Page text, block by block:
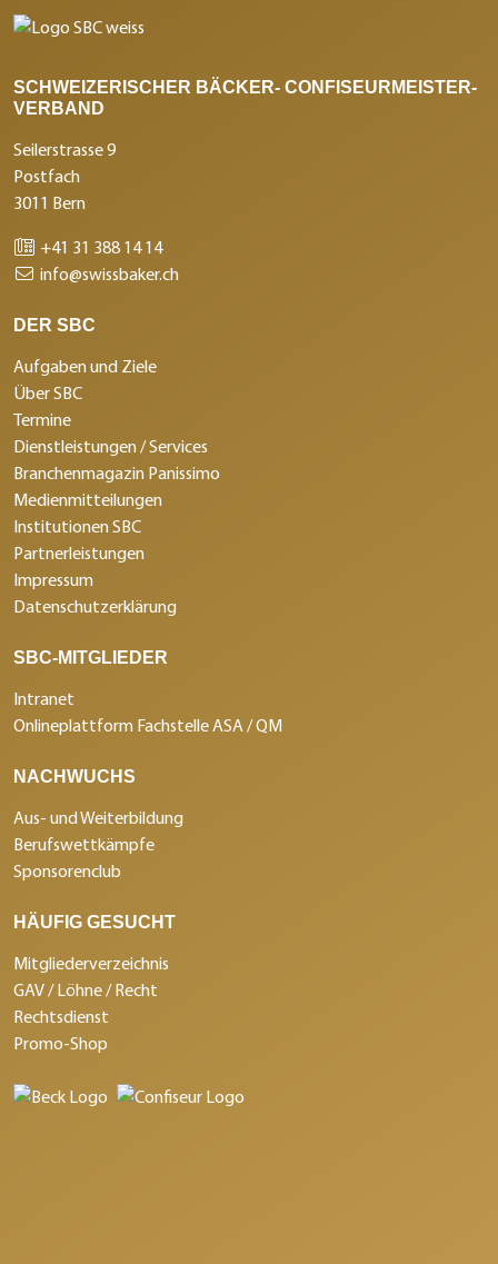
SCHWEIZERISCHER BÄCKER- CONFISEURMEISTER-
VERBAND
Seilerstrasse 9
Postfach
3011 Bern
+41 31 388 14 14
info@swissbaker.ch
DER SBC
Aufgaben und Ziele
Über SBC
Termine
Dienstleistungen / Services
Branchenmagazin Panissimo
Medienmitteilungen
Institutionen SBC
Partnerleistungen
Impressum
Datenschutzerklärung
SBC-MITGLIEDER
Intranet
Onlineplattform Fachstelle ASA / QM
NACHWUCHS
Aus- und Weiterbildung
Berufswettkämpfe
Sponsorenclub
HÄUFIG GESUCHT
Mitgliederverzeichnis
GAV / Löhne / Recht
Rechtsdienst
Promo-Shop